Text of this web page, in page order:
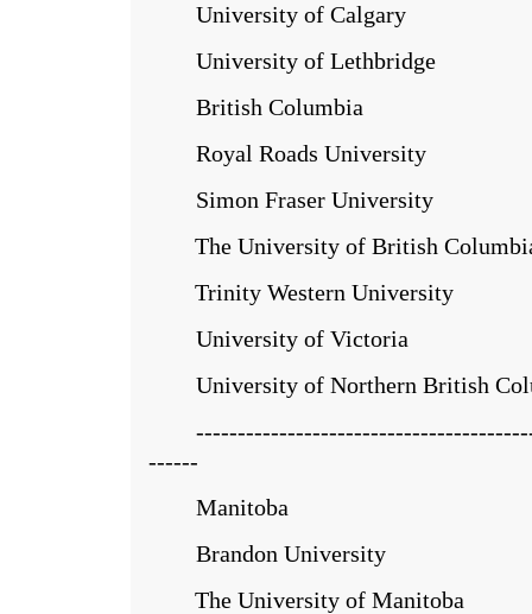
University of Calgary
University of Lethbridge
British Columbia
Royal Roads University
Simon Fraser University
The University of British
Trinity Western University
University of Victoria
University of Northern British
------
Manitoba
Brandon University
The University of Manitoba